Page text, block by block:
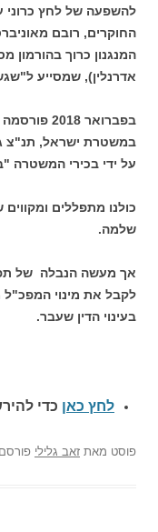
להשפעה של לחץ כרוני
החוקרים, רובם
המנגנון כרוך בהורמון
אדרנלין), שמסייע
בפברואר
במשטרת ישראל, תנ"צ
על ידי בכירי המשטרה
כולנו מתפללים
שלמה.
אך מעשה הנבלה של
לקבל את מינוי המפכ"ל
בעינוי הדין שעבר.
לחץ כאן כדי
פוסט מאת זאב גלילי